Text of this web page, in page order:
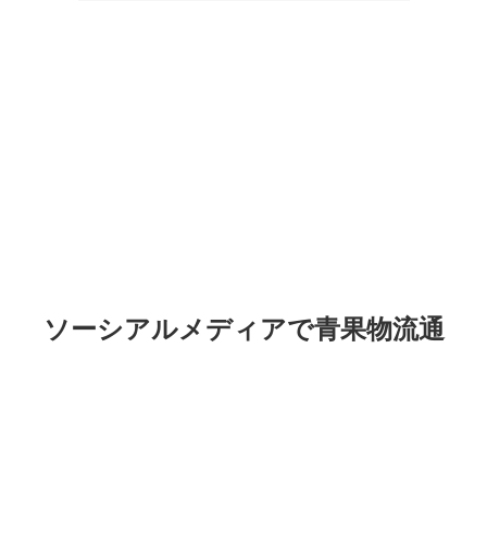
ソーシアルメディアで青果物流通